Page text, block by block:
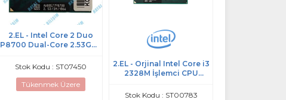
2.EL - Intel Core 2 Duo
P8700 Dual-Core 2.53GHz
Notebook İşlemci - SLGFE
Stok Kodu : ST07450
Tükenmek Üzere
2.EL - Orjinal Intel Core i3
2328M İşlemci CPU
35W SR0TC
Stok Kodu : ST00783